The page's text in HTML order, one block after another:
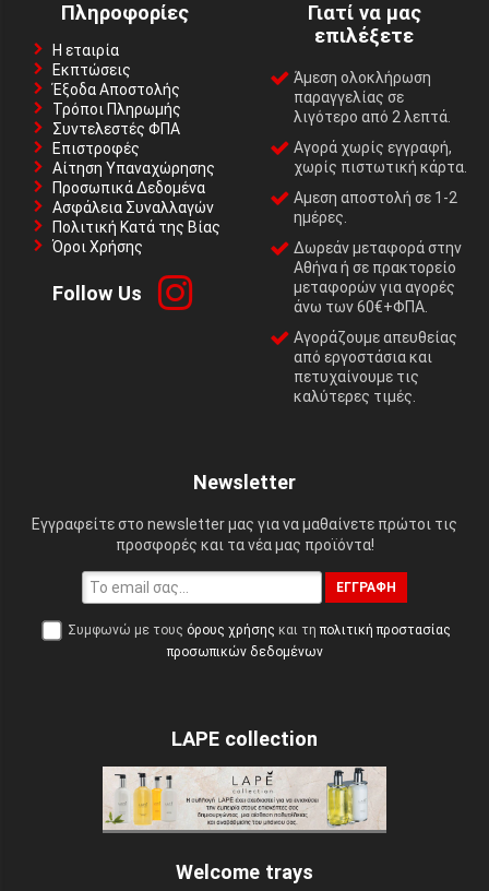
Πληροφορίες
Η εταιρία
Εκπτώσεις
Έξοδα Αποστολής
Τρόποι Πληρωμής
Συντελεστές ΦΠΑ
Επιστροφές
Αίτηση Υπαναχώρησης
Προσωπικά Δεδομένα
Ασφάλεια Συναλλαγών
Πολιτική Κατά της Βίας
Όροι Χρήσης
Follow Us
Γιατί να μας
επιλέξετε
Άμεση ολοκλήρωση
παραγγελίας σε
λιγότερο από 2 λεπτά.
Αγορά χωρίς εγγραφή,
χωρίς πιστωτική κάρτα.
Αμεση αποστολή σε 1-2
ημέρες.
Δωρεάν μεταφορά στην
Αθήνα ή σε πρακτορείο
μεταφορών για αγορές
άνω των 60€+ΦΠΑ.
Αγοράζουμε απευθείας
από εργοστάσια και
πετυχαίνουμε τις
καλύτερες τιμές.
Newsletter
Εγγραφείτε στο newsletter μας για να μαθαίνετε πρώτοι τις
προσφορές και τα νέα μας προϊόντα!
ΕΓΓΡΑΦΉ
Συμφωνώ με τους όρους χρήσης και τη πολιτική προστασίας
προσωπικών δεδομένων
LAPE collection
Welcome trays